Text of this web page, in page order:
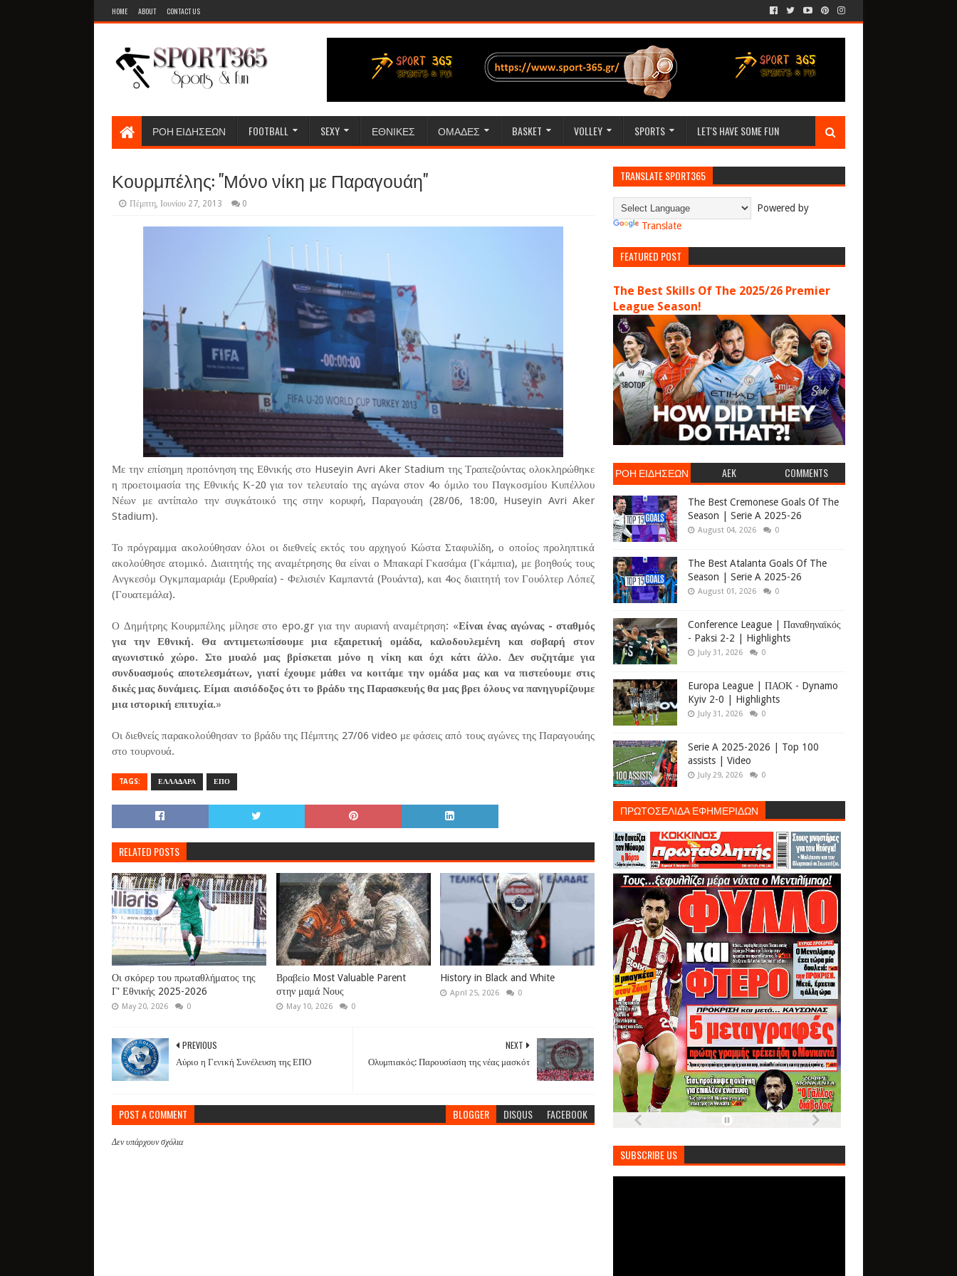
HOME ABOUT CONTACT US
ΡΟΗ ΕΙΔΗΣΕΩΝ FOOTBALL SEXY ΕΘΝΙΚΕΣ ΟΜΑΔΕΣ BASKET VOLLEY SPORTS LET'S HAVE SOME FUN
Κουρμπέλης: "Μόνο νίκη με Παραγουάη"
Πέμπτη, Ιουνίου 27, 2013 0
Με την επίσημη προπόνηση της Εθνικής στο Huseyin Avri Aker Stadium της Τραπεζούντας ολοκληρώθηκε
η προετοιμασία της Εθνικής Κ-20 για τον τελευταίο της αγώνα στον 4ο όμιλο του Παγκοσμίου Κυπέλλου
Νέων με αντίπαλο την συγκάτοικό της στην κορυφή, Παραγουάη (28/06, 18:00, Huseyin Avri Aker
Stadium).
Το πρόγραμμα ακολούθησαν όλοι οι διεθνείς εκτός του αρχηγού Κώστα Σταφυλίδη, ο οποίος προληπτικά
ακολούθησε ατομικό. Διαιτητής της αναμέτρησης θα είναι ο Μπακαρί Γκασάμα (Γκάμπια), με βοηθούς τους
Ανγκεσόμ Ογκμπαμαριάμ (Ερυθραία) - Φελισιέν Καμπαντά (Ρουάντα), και 4ος διαιτητή τον Γουόλτερ Λόπεζ
(Γουατεμάλα).
Ο Δημήτρης Κουρμπέλης μίλησε στο epo.gr για την αυριανή αναμέτρηση: «Είναι ένας αγώνας - σταθμός
για την Εθνική. Θα αντιμετωπίσουμε μια εξαιρετική ομάδα, καλοδουλεμένη και σοβαρή στον
αγωνιστικό χώρο. Στο μυαλό μας βρίσκεται μόνο η νίκη και όχι κάτι άλλο. Δεν συζητάμε για
συνδυασμούς αποτελεσμάτων, γιατί έχουμε μάθει να κοιτάμε την ομάδα μας και να πιστεύουμε στις
δικές μας δυνάμεις. Είμαι αισιόδοξος ότι το βράδυ της Παρασκευής θα μας βρει όλους να πανηγυρίζουμε
μια ιστορική επιτυχία.»
Οι διεθνείς παρακολούθησαν το βράδυ της Πέμπτης 27/06 video με φάσεις από τους αγώνες της Παραγουάης
στο τουρνουά.
TAGS: ΕΛΛΑΔΑΡΑ ΕΠΟ
RELATED POSTS
Οι σκόρερ του πρωταθλήματος της
Γ' Εθνικής 2025-2026
May 20, 2026 0
Βραβείο Most Valuable Parent
στην μαμά Νους
May 10, 2026 0
History in Black and White
April 25, 2026 0
NEXT
Ολυμπιακός: Παρουσίαση της νέας μασκότ
PREVIOUS
Αύριο η Γενική Συνέλευση της ΕΠΟ
POST A COMMENT BLOGGER DISQUS FACEBOOK
Δεν υπάρχουν σχόλια
TRANSLATE SPORT365
Powered by
Translate
FEATURED POST
The Best Skills Of The 2025/26 Premier
League Season!
ΡΟΗ ΕΙΔΗΣΕΩΝ AEK COMMENTS
The Best Cremonese Goals Of The
Season | Serie A 2025-26
August 04, 2026 0
The Best Atalanta Goals Of The
Season | Serie A 2025-26
August 01, 2026 0
Conference League | Παναθηναϊκός
- Paksi 2-2 | Highlights
July 31, 2026 0
Europa League | ΠΑΟΚ - Dynamo
Kyiv 2-0 | Highlights
July 31, 2026 0
Serie A 2025-2026 | Top 100
assists | Video
July 29, 2026 0
ΠΡΩΤΟΣΕΛΙΔΑ ΕΦΗΜΕΡΙΔΩΝ
SUBSCRIBE US